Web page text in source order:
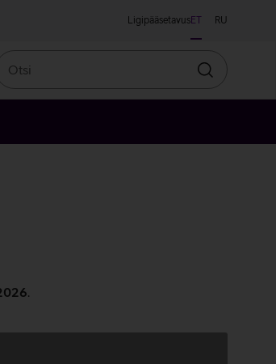
LigipääsetavusET RU
Otsin